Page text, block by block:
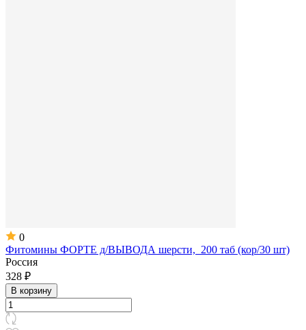
0
Фитомины ФОРТЕ д/ВЫВОДА шерсти, 200 таб (кор/30 шт)
Россия
328 ₽
В корзину